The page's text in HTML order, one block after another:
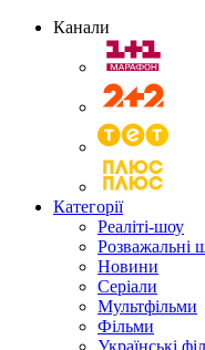
Канали
Категорії
Реаліті-шоу
Розважальні
Новини
Серіали
Мультфільми
Фільми
Українські